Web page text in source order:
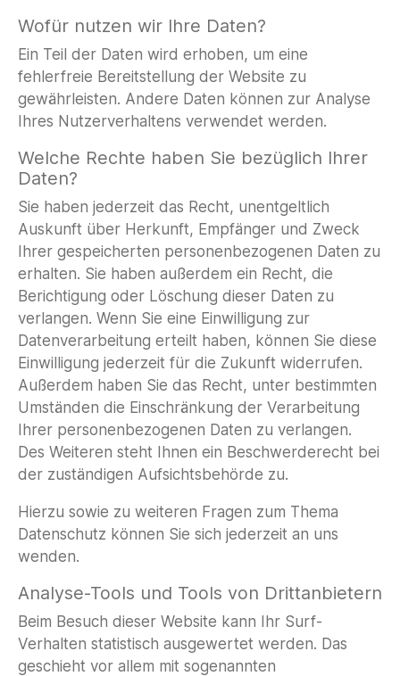
Wofür nutzen wir Ihre Daten?
Ein Teil der Daten wird erhoben, um eine
fehlerfreie Bereitstellung der Website zu
gewährleisten. Andere Daten können zur Analyse
Ihres Nutzerverhaltens verwendet werden.
Welche Rechte haben Sie bezüglich Ihrer
Daten?
Sie haben jederzeit das Recht, unentgeltlich
Auskunft über Herkunft, Empfänger und Zweck
Ihrer gespeicherten personenbezogenen Daten zu
erhalten. Sie haben außerdem ein Recht, die
Berichtigung oder Löschung dieser Daten zu
verlangen. Wenn Sie eine Einwilligung zur
Datenverarbeitung erteilt haben, können Sie diese
Einwilligung jederzeit für die Zukunft widerrufen.
Außerdem haben Sie das Recht, unter bestimmten
Umständen die Einschränkung der Verarbeitung
Ihrer personenbezogenen Daten zu verlangen.
Des Weiteren steht Ihnen ein Beschwerderecht bei
der zuständigen Aufsichtsbehörde zu.
Hierzu sowie zu weiteren Fragen zum Thema
Datenschutz können Sie sich jederzeit an uns
wenden.
Analyse-Tools und Tools von Drittanbietern
Beim Besuch dieser Website kann Ihr Surf-
Verhalten statistisch ausgewertet werden. Das
geschieht vor allem mit sogenannten